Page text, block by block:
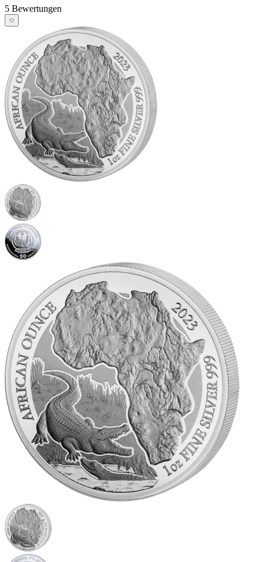
5 Bewertungen